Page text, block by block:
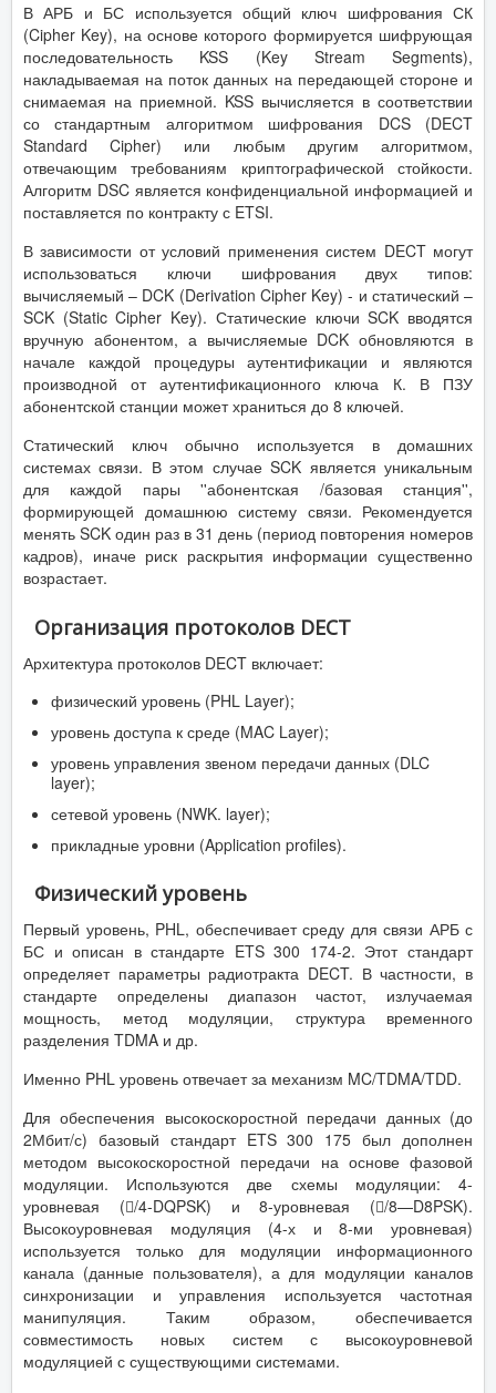
В АРБ и БС используется общий ключ шифрования СК
(Cipher Key), на основе которого формируется шифрующая
последовательность KSS (Key Stream Segments),
накладываемая на поток данных на передающей стороне и
снимаемая на приемной. KSS вычисляется в соответствии
со стандартным алгоритмом шифрования DCS (DECT
Standard Cipher) или любым другим алгоритмом,
отвечающим требованиям криптографической стойкости.
Алгоритм DSC является конфиденциальной информацией и
поставляется по контракту с ETSI.
В зависимости от условий применения систем DECT могут
использоваться ключи шифрования двух типов:
вычисляемый – DCK (Derivation Cipher Key) - и статический –
SCK (Static Cipher Key). Статические ключи SCK вводятся
вручную абонентом, а вычисляемые DCK обновляются в
начале каждой процедуры аутентификации и являются
производной от аутентификационного ключа К. В ПЗУ
абонентской станции может храниться до 8 ключей.
Статический ключ обычно используется в домашних
системах связи. В этом случае SCK является уникальным
для каждой пары ''абонентская /базовая станция'',
формирующей домашнюю систему связи. Рекомендуется
менять SCK один раз в 31 день (период повторения номеров
кадров), иначе риск раскрытия информации существенно
возрастает.
Организация протоколов DECT
Архитектура протоколов DECT включает:
физический уровень (PHL Layer);
уровень доступа к среде (MAC Layer);
уровень управления звеном передачи данных (DLC
layer);
сетевой уровень (NWK. layer);
прикладные уровни (Application profiles).
Физический уровень
Первый уровень, PHL, обеспечивает среду для связи АРБ с
БС и описан в стандарте ETS 300 174-2. Этот стандарт
определяет параметры радиотракта DECT. В частности, в
стандарте определены диапазон частот, излучаемая
мощность, метод модуляции, структура временного
разделения TDMA и др.
Именно PHL уровень отвечает за механизм MC/TDMA/TDD.
Для обеспечения высокоскоростной передачи данных (до
2Мбит/с) базовый стандарт ETS 300 175 был дополнен
методом высокоскоростной передачи на основе фазовой
модуляции. Используются две схемы модуляции: 4-
уровневая (/4-DQPSK) и 8-уровневая (/8—D8PSK).
Высокоуровневая модуляция (4-х и 8-ми уровневая)
используется только для модуляции информационного
канала (данные пользователя), а для модуляции каналов
синхронизации и управления используется частотная
манипуляция. Таким образом, обеспечивается
совместимость новых систем с высокоуровневой
модуляцией с существующими системами.